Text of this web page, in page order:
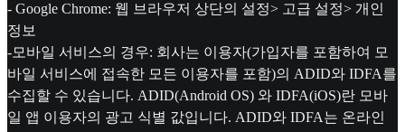
- Google Chrome: 웹 브라우저 상단의 설정> 고급 설정> 개인
정보
-모바일 서비스의 경우: 회사는 이용자(가입자를 포함하여 모
바일 서비스에 접속한 모든 이용자를 포함)의 ADID와 IDFA를
수집할 수 있습니다. ADID(Android OS) 와 IDFA(iOS)란 모바
일 앱 이용자의 광고 식별 값입니다. ADID와 IDFA는 온라인